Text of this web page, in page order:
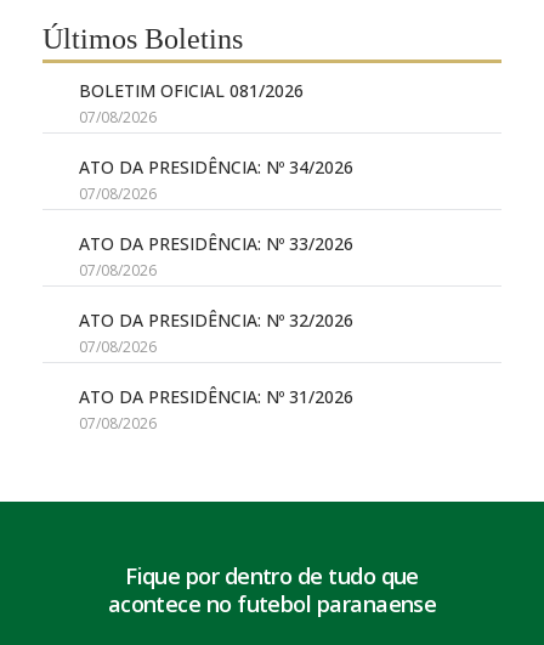
Últimos Boletins
BOLETIM OFICIAL 081/2026
07/08/2026
ATO DA PRESIDÊNCIA: Nº 34/2026
07/08/2026
ATO DA PRESIDÊNCIA: Nº 33/2026
07/08/2026
ATO DA PRESIDÊNCIA: Nº 32/2026
07/08/2026
ATO DA PRESIDÊNCIA: Nº 31/2026
07/08/2026
Fique por dentro de tudo que
acontece no futebol paranaense